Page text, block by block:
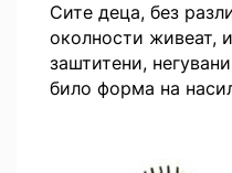
Сите деца, без
околности живеат,
заштитени,
било форма на